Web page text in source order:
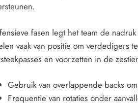
fasen legt het team de
vaak van positie om verdedigers
en voorzetten in de
Gebruik van overlappende backs
Frequentie van rotaties onder